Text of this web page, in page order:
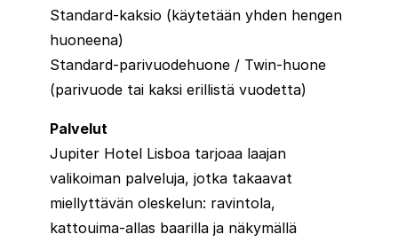
Standard-kaksio (käytetään yhden hengen
huoneena)
Standard-parivuodehuone / Twin-huone
(parivuode tai kaksi erillistä vuodetta)
Palvelut
Jupiter Hotel Lisboa tarjoaa laajan
valikoiman palveluja, jotka takaavat
miellyttävän oleskelun: ravintola,
kattouima-allas baarilla ja näkymällä